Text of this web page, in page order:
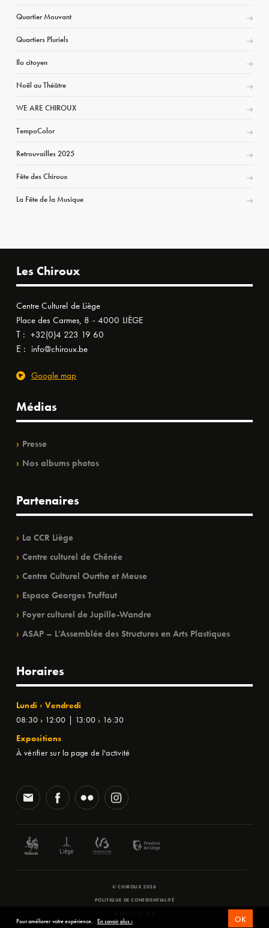
Quartier Mouvant
Quartiers Pluriels
Ilo citoyen
Noël au Théâtre
WE ARE CHIROUX
TempoColor
Retrouvailles 2025
Fête des Chiroux
La Fête de la Musique
Les Chiroux
Centre Culturel de Liège
Place des Carmes, 8 - 4000 LIÈGE
T : +32(0)4 223 19 60
E : info@chiroux.be
Google map
Médias
Presse
Nos albums photos
Partenaires
La CCR Liège
Centre culturel de Chênée
Centre Culturel Ourthe et Meuse
Espace Georges Truffaut
Foyer culturel de Jupille-Wandre
ASAP – L’Assemblée des Structures en Arts Plastiques
Horaires
Lundi › Vendredi
08:30 › 12:00 | 13:00 › 16:30
Expositions
À vérifier sur la page de l'activité
© CHIROUX 2026
POLITIQUE DE CONFIDENTIALITÉ
Pour améliorer votre expérience. En savoir plus › OK